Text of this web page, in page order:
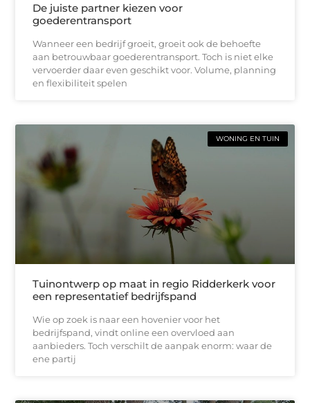
De juiste partner kiezen voor
goederentransport
Wanneer een bedrijf groeit, groeit ook de behoefte
aan betrouwbaar goederentransport. Toch is niet elke
vervoerder daar even geschikt voor. Volume, planning
en flexibiliteit spelen
WONING EN TUIN
Tuinontwerp op maat in regio Ridderkerk voor
een representatief bedrijfspand
Wie op zoek is naar een hovenier voor het
bedrijfspand, vindt online een overvloed aan
aanbieders. Toch verschilt de aanpak enorm: waar de
ene partij